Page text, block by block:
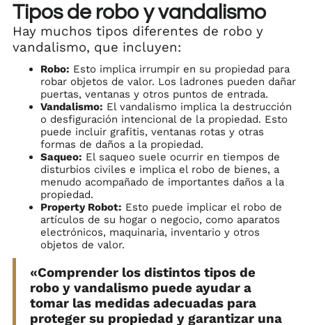
Tipos de robo y vandalismo
Hay muchos tipos diferentes de robo y
vandalismo, que incluyen:
Robo: Esto implica irrumpir en su propiedad para
robar objetos de valor. Los ladrones pueden dañar
puertas, ventanas y otros puntos de entrada.
Vandalismo: El vandalismo implica la destrucción
o desfiguración intencional de la propiedad. Esto
puede incluir grafitis, ventanas rotas y otras
formas de daños a la propiedad.
Saqueo: El saqueo suele ocurrir en tiempos de
disturbios civiles e implica el robo de bienes, a
menudo acompañado de importantes daños a la
propiedad.
Property Robot: Esto puede implicar el robo de
artículos de su hogar o negocio, como aparatos
electrónicos, maquinaria, inventario y otros
objetos de valor.
«Comprender los distintos tipos de
robo y vandalismo puede ayudar a
tomar las medidas adecuadas para
proteger su propiedad y garantizar una